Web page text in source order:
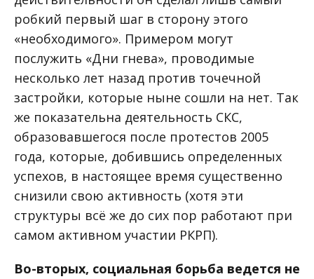
робкий первый шаг в сторону этого
«необходимого». Примером могут
послужить «Дни гнева», проводимые
несколько лет назад против точечной
застройки, которые ныне сошли на нет. Так
же показательна деятельность СКС,
образовавшегося после протестов 2005
года, которые, добившись определенных
успехов, в настоящее время существенно
снизили свою активность (хотя эти
структуры всё же до сих пор работают при
самом активном участии РКРП).
Во-вторых, социальная борьба ведется не